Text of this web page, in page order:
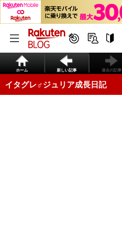
ホーム 新しい記事 過去の記事
イタグレ♂ジュリア成長日記